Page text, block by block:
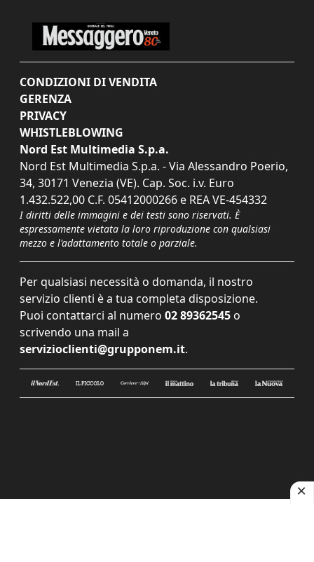
CONDIZIONI DI VENDITA
GERENZA
PRIVACY
WHISTLEBLOWING
Nord Est Multimedia S.p.a.
Nord Est Multimedia S.p.a. - Via Alessandro Poerio,
34, 30171 Venezia (VE). Cap. Soc. i.v. Euro
1.432.522,00 C.F. 05412000266 e REA VE-454332
I diritti delle immagini e dei testi sono riservati. È
espressamente vietata la loro riproduzione con qualsiasi
mezzo e l'adattamento totale o parziale.
Per qualsiasi necessità o domanda, il nostro
servizio clienti è a tua completa disposizione.
Puoi contattarci al numero 02 89362545 o
scrivendo una mail a
servizioclienti@grupponem.it.